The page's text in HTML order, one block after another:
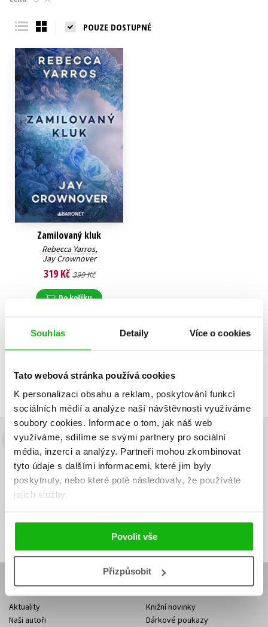
Souhlas Detaily Více o cookies
Tato webová stránka používá cookies
K personalizaci obsahu a reklam, poskytování funkcí
sociálních médií a analýze naší návštěvnosti využíváme
soubory cookies. Informace o tom, jak náš web
využíváme, sdílíme se svými partnery pro sociální
média, inzerci a analýzy. Partneři mohou zkombinovat
tyto údaje s dalšími informacemi, které jim byly
poskytnuty, nebo které poté následovaly, že používáte
jejich služby.
Povolit vše
Přizpůsobit
Young adult (SK)
POUZE DOSTUPNÉ
Zamilovaný kluk
Rebecca Yarros,
Jay Crownover
319 Kč 399 Kč
Do košíku
Předchozí
Budete to vědět jako první!
Zajímá Vás, jaký knižní hit právě vychází, na jaké zboží je výhodná
sleva, jaká běží soutěž o ceny? Přihlášením k odběru našich e-
mailových novinek
Vaše e-
mailová
Vaše e-
mailová
Vaše e-mailová adresa Přihlásit se
E-SHOP
Aktuality
Naši autoři
Knižní novinky
Dárkové poukazy